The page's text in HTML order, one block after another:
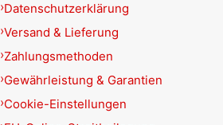
Datenschutzerklärung
Versand & Lieferung
Zahlungsmethoden
Gewährleistung & Garantien
Cookie-Einstellungen